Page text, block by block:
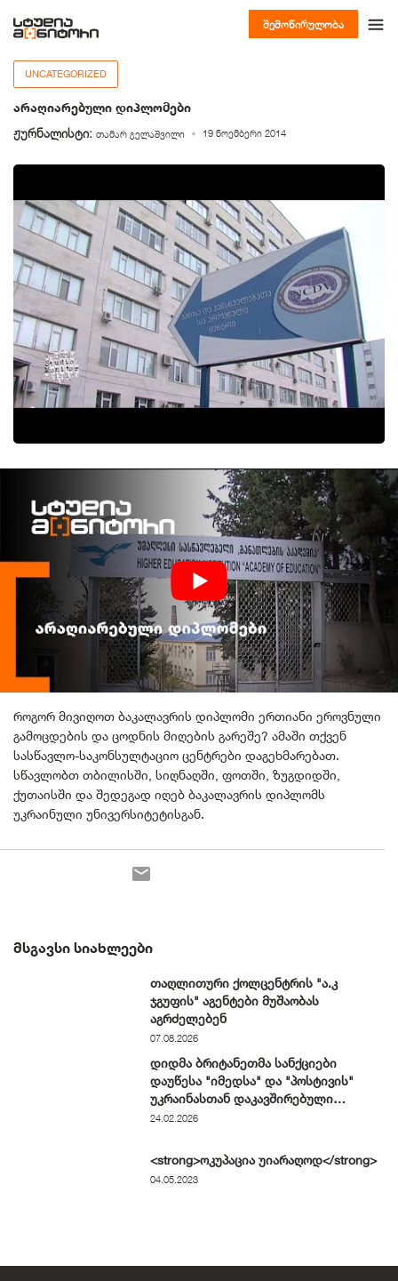
შემოწირულობა
UNCATEGORIZED
არაღიარებული დიპლომები
ჟურნალისტი: თამარ გელაშვილი 19 ნოემბერი 2014
როგორ მივიღოთ ბაკალავრის დიპლომი ერთიანი ეროვნული
გამოცდების და ცოდნის მიღების გარეშე? ამაში თქვენ
სასწავლო-საკონსულტაციო ცენტრები დაგეხმარებათ.
სწავლობთ თბილისში, სიღნაღში, ფოთში, ზუგდიდში,
ქუთაისში და შედეგად იღებ ბაკალავრის დიპლომს
უკრაინული უნივერსიტეტისგან.
ᲛᲡᲒᲐᲕᲡᲘ ᲡᲘᲐᲮᲚᲔᲔᲑᲘ
თაღლითური ქოლცენტრის "ა.კ
ჯგუფის" აგენტები მუშაობას
აგრძელებენ
07.08.2026
დიდმა ბრიტანეთმა სანქციები
დაუწესა "იმედსა" და "პოსტივის"
უკრაინასთან დაკავშირებული
დეზინფორმაციის გავრცელების გამო
24.02.2026
<strong>ოკუპაცია უიარაღოდ</strong>
04.05.2023